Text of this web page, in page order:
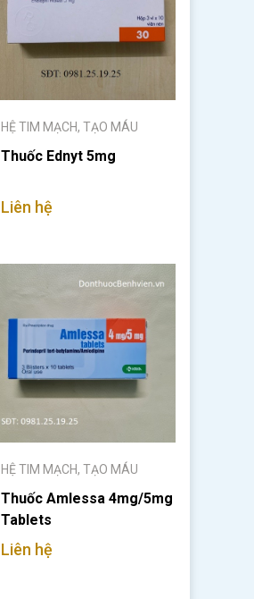
HỆ TIM MẠCH, TẠO MÁU
Thuốc Ednyt 5mg
Liên hệ
HỆ TIM MẠCH, TẠO MÁU
Thuốc Amlessa 4mg/5mg
Tablets
Liên hệ